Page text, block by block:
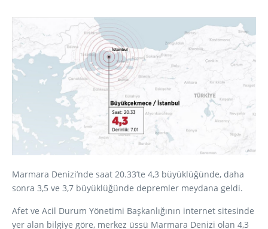
Marmara Denizi’nde saat 20.33’te 4,3 büyüklüğünde, daha
sonra 3,5 ve 3,7 büyüklüğünde depremler meydana geldi.
Afet ve Acil Durum Yönetimi Başkanlığının internet sitesinde
yer alan bilgiye göre, merkez üssü Marmara Denizi olan 4,3